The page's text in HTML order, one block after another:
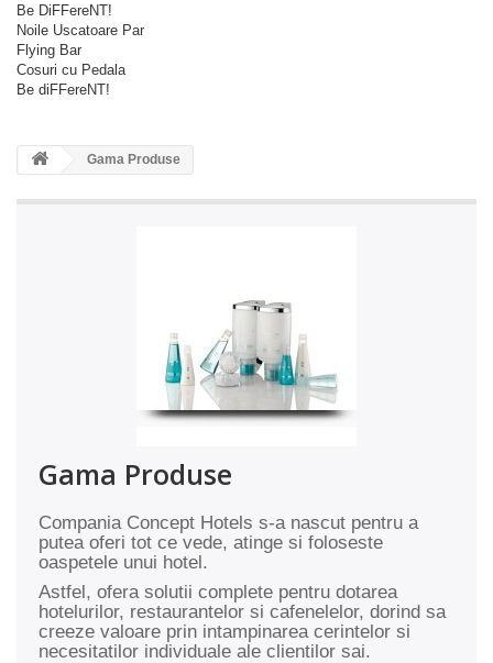
Be DiFFereNT!
Noile Uscatoare Par
Flying Bar
Cosuri cu Pedala
Be diFFereNT!
Gama Produse
Gama Produse
Compania Concept Hotels s-a nascut pentru a
putea oferi tot ce vede, atinge si foloseste
oaspetele unui hotel.
Astfel, ofera solutii complete pentru dotarea
hotelurilor, restaurantelor si cafenelelor, dorind sa
creeze valoare prin intampinarea cerintelor si
necesitatilor individuale ale clientilor sai.